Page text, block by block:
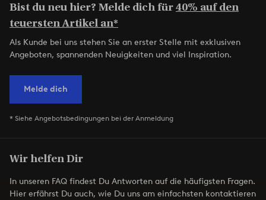
Bist du neu hier? Melde dich für40% auf den
teuersten Artikel an*
Als Kunde bei uns stehen Sie an erster Stelle mit exklusiven
Angeboten, spannenden Neuigkeiten und viel Inspiration.
Melde dich
* Siehe Angebotsbedingungen bei der Anmeldung
Wir helfen Dir
In unseren FAQ findest Du Antworten auf die häufigsten Fragen.
Hier erfährst Du auch, wie Du uns am einfachsten kontaktieren